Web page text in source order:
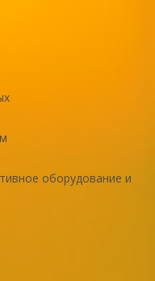
оборудование и